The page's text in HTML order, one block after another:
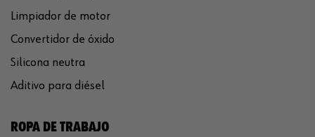
Limpiador de motor
Convertidor de óxido
Silicona neutra
Aditivo para diésel
ROPA DE TRABAJO